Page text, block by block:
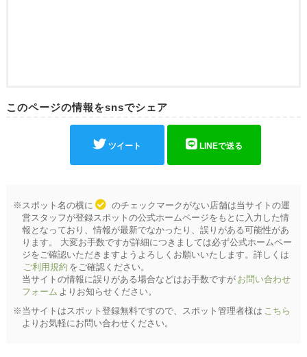
このページの情報をsnsでシェア
ツイート LINEで送る
※スポット名の横に
のチェックマークがない店舗は当サイトの運
営スタッフが登録スポットの公式ホームページをもとに入力した情
報となっており、情報が最新でなかったり、誤りがある可能性があ
ります。 大変お手数ですが詳細につきましては必ず公式ホームペー
ジをご確認いただきますようよろしくお願いいたします。詳しくは
ご利用規約 をご確認ください。
当サイトの情報に誤りがある場合などはお手数ですが お問い合わせ
フォーム よりお知らせください。
※当サイトはスポット登録無料ですので、スポット管理者様は こちら
よりお気軽にお問い合わせください。